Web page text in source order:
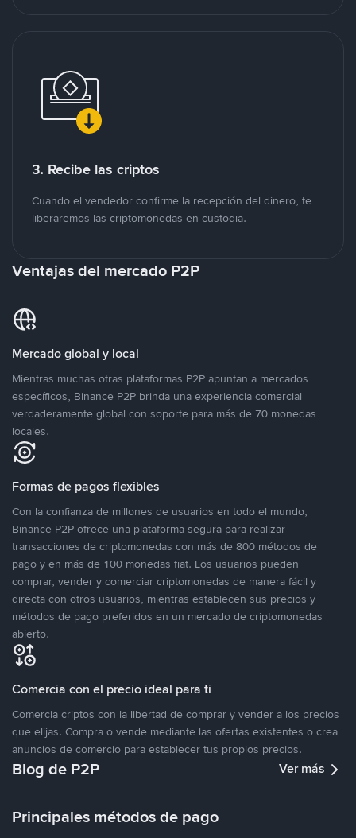
3. Recibe las criptos
Cuando el vendedor confirme la recepción del dinero, te
liberaremos las criptomonedas en custodia.
Ventajas del mercado P2P
Mercado global y local
Mientras muchas otras plataformas P2P apuntan a mercados
específicos, Binance P2P brinda una experiencia comercial
verdaderamente global con soporte para más de 70 monedas
locales.
Formas de pagos flexibles
Con la confianza de millones de usuarios en todo el mundo,
Binance P2P ofrece una plataforma segura para realizar
transacciones de criptomonedas con más de 800 métodos de
pago y en más de 100 monedas fiat. Los usuarios pueden
comprar, vender y comerciar criptomonedas de manera fácil y
directa con otros usuarios, mientras establecen sus precios y
métodos de pago preferidos en un mercado de criptomonedas
abierto.
Comercia con el precio ideal para ti
Comercia criptos con la libertad de comprar y vender a los precios
que elijas. Compra o vende mediante las ofertas existentes o crea
anuncios de comercio para establecer tus propios precios.
Blog de P2P Ver más
Principales métodos de pago